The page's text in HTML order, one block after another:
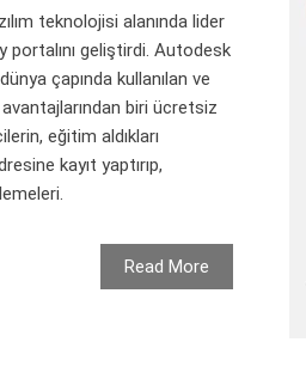
teknolojisi alanında lider
geliştirdi. Autodesk
çapında kullanılan ve
biri ücretsiz
eğitim aldıkları
kayıt yaptırıp,
Read More